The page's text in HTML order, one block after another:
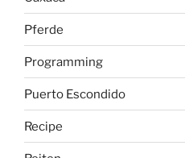
Pferde
Programming
Puerto Escondido
Recipe